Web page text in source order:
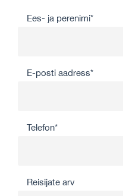
Ees- ja perenimi*
E-posti aadress*
Telefon*
Reisijate arv